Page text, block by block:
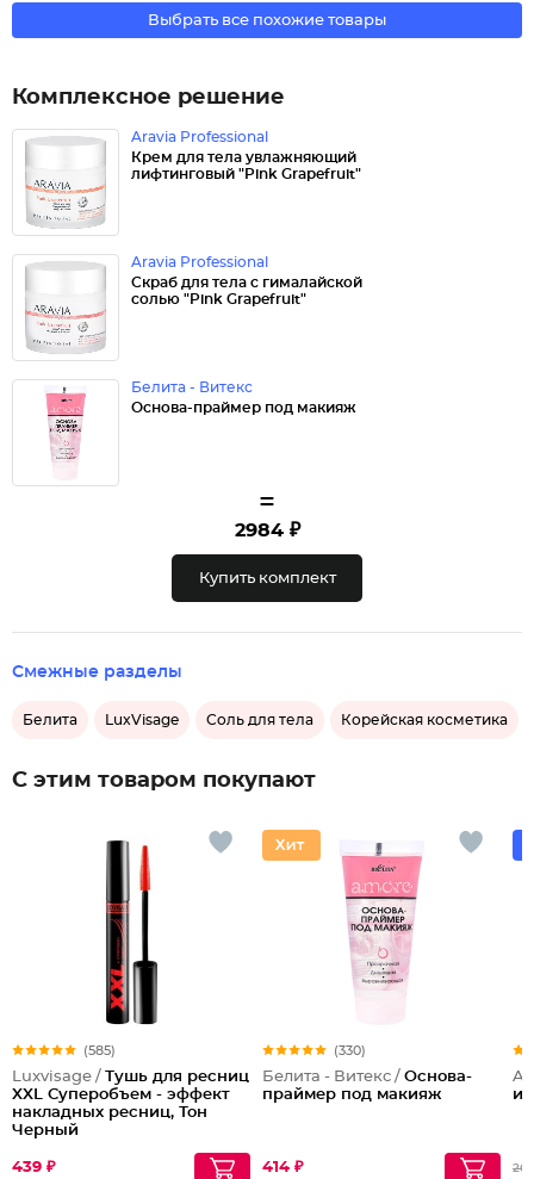
Выбрать все похожие товары
Комплексное решение
Aravia Professional
Крем для тела увлажняющий
лифтинговый "Pink Grapefruit"
Aravia Professional
Скраб для тела с гималайской
солью "Pink Grapefruit"
Белита - Витекс
Основа-праймер под макияж
=
2984 ₽
Купить комплект
Смежные разделы
Белита LuxVisage Соль для тела Корейская косметика
С этим товаром покупают
(585)
Luxvisage / Тушь для ресниц
XXL Суперобъем - эффект
накладных ресниц, Тон
Черный
439 ₽
(330)
Белита - Витекс / Основа-
праймер под макияж
414 ₽
и
268